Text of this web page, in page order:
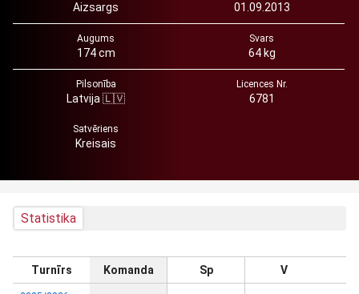
Aizsargs 01.09.2013
Augums
174 cm
Svars
64 kg
Pilsonība
Latvija 🇱🇻
Licences Nr.
6781
Satvēriens
Kreisais
Statistika
Turnīrs Komanda Sp V